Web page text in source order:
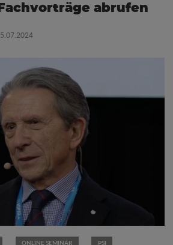
abrufen
ONLINE SEMINAR PSI